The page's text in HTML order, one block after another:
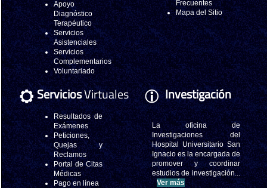
Apoyo
Diagnóstico
Terapéutico
Servicios
Asistenciales
Servicios
Complementarios
Voluntariado
Frecuentes
Mapa del Sitio
ServiciosVirtuales
Resultados de
Exámenes
Peticiones,
Quejas y
Reclamos
Portal de Citas
Médicas
Pago en línea
Investigación
La oficina de
Investigaciones del
Hospital Universitario San
Ignacio es la encargada de
promover y coordinar
estudios de investigación...
Ver más